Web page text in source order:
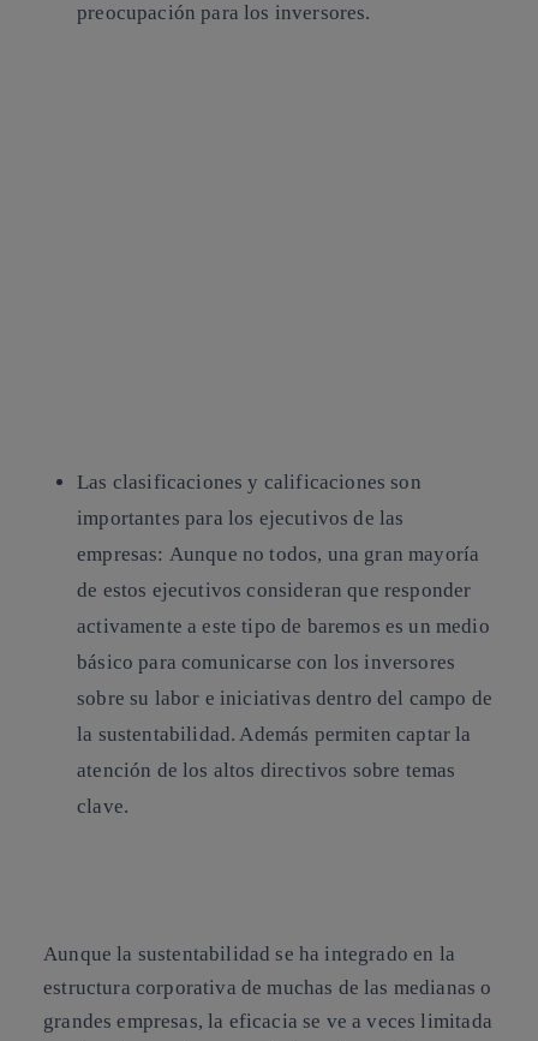
preocupación para los inversores.
Las clasificaciones y calificaciones son
importantes para los ejecutivos de las
empresas: Aunque no todos, una gran mayoría
de estos ejecutivos consideran que responder
activamente a este tipo de baremos es un medio
básico para comunicarse con los inversores
sobre su labor e iniciativas dentro del campo de
la sustentabilidad. Además permiten captar la
atención de los altos directivos sobre temas
clave.
Aunque la sustentabilidad se ha integrado en la
estructura corporativa de muchas de las medianas o
grandes empresas, la eficacia se ve a veces limitada